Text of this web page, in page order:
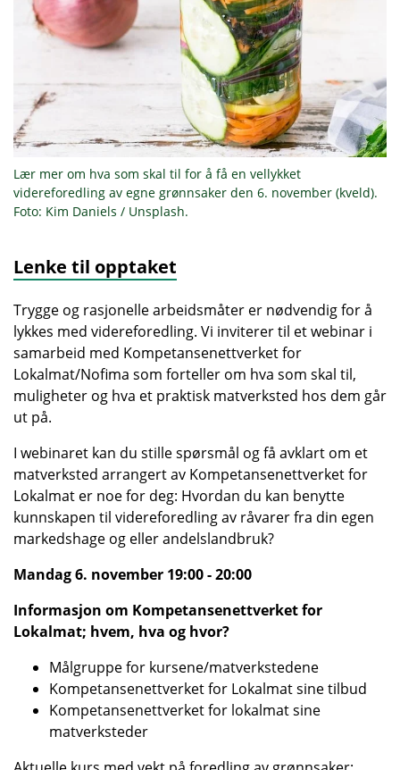
Lær mer om hva som skal til for å få en vellykket
videreforedling av egne grønnsaker den 6. november (kveld).
Foto: Kim Daniels / Unsplash.
Lenke til opptaket
Trygge og rasjonelle arbeidsmåter er nødvendig for å
lykkes med videreforedling. Vi inviterer til et webinar i
samarbeid med Kompetansenettverket for
Lokalmat/Nofima som forteller om hva som skal til,
muligheter og hva et praktisk matverksted hos dem går
ut på.
I webinaret kan du stille spørsmål og få avklart om et
matverksted arrangert av Kompetansenettverket for
Lokalmat er noe for deg: Hvordan du kan benytte
kunnskapen til videreforedling av råvarer fra din egen
markedshage og eller andelslandbruk?
Mandag 6. november 19:00 - 20:00
Informasjon om Kompetansenettverket for
Lokalmat; hvem, hva og hvor?
Målgruppe for kursene/matverkstedene
Kompetansenettverket for Lokalmat sine tilbud
Kompetansenettverket for lokalmat sine
matverksteder